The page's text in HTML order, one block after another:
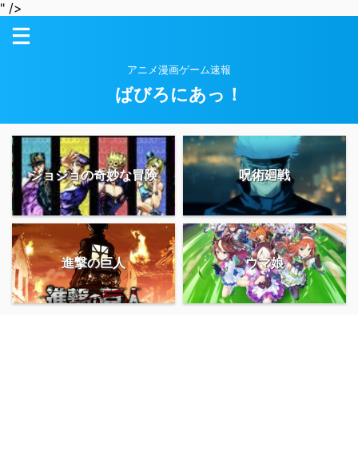
" />
アニメ漫画ゲーム速報
ばびろにあっ！
ジョジョの奇妙な冒険 呪術廻戦
進撃の巨人 ウマ娘